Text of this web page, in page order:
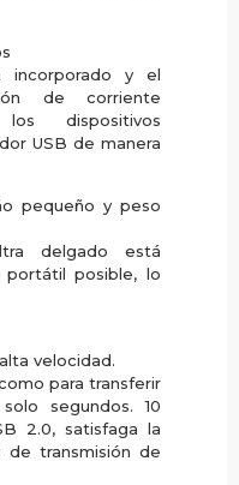
incorporado y el
de corriente
dispositivos
USB de manera
pequeño y peso
delgado está
posible, lo
velocidad.
para transferir
segundos. 10
2.0, satisfaga la
de transmisión de